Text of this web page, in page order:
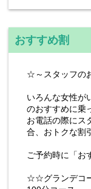
おすすめ割
☆～スタッフの
いろんな女性が
のおすすめに乗
お電話の際にス
合、おトクな割
ご予約時に「お
☆☆グランデコ